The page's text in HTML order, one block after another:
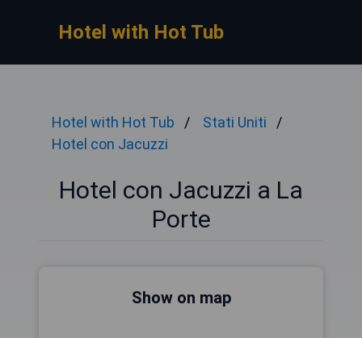
Hotel with Hot Tub
Hotel with Hot Tub
Stati Uniti
Hotel con Jacuzzi
Hotel con Jacuzzi a La
Porte
Show on map